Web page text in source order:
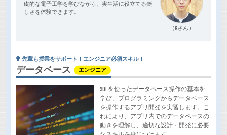
礎的な電子工学を学びながら、実生活に役立てる楽
しさを体験できます。
（Kさん）
先輩も授業をサポート！エンジニア必須スキル！
データベース エンジニア
SQLを使ったデータベース操作の基本を
学び、プログラミングからデータベース
を操作するアプリ開発を実習します。こ
れにより、アプリ内でのデータベースの
動きを理解し、適切な設計・開発に必要